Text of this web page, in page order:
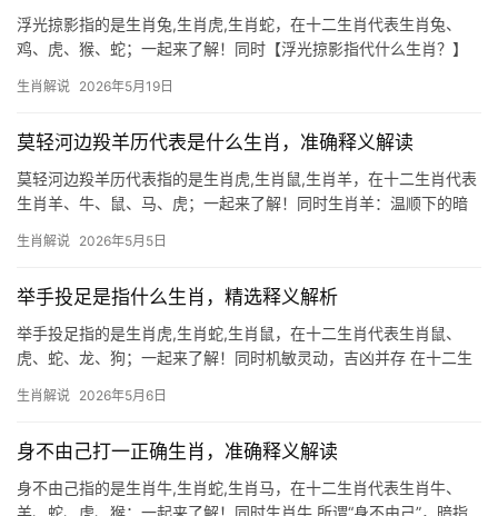
浮光掠影指的是生肖兔,生肖虎,生肖蛇，在十二生肖代表生肖兔、
鸡、虎、猴、蛇；一起来了解！同时【浮光掠影指代什么生肖？】
中，它暗指生肖兔，兔性机敏灵动，常如月光下的掠影，看似亲近
生肖解说 2026年5月19日
莫轻河边羖羊历代表是什么生肖，准确释义解读
莫轻河边羖羊历代表指的是生肖虎,生肖鼠,生肖羊，在十二生肖代表
生肖羊、牛、鼠、马、虎；一起来了解！同时生肖羊：温顺下的暗
羊历劫”之说，意指表面温和的属羊人将面临事业与感情的双重考
生肖解说 2026年5月5日
举手投足是指什么生肖，精选释义解析
举手投足指的是生肖虎,生肖蛇,生肖鼠，在十二生肖代表生肖鼠、
虎、蛇、龙、狗；一起来了解！同时机敏灵动，吉凶并存 在十二生
鼠天生具备敏锐的洞察力，尤其在下半年，部分人可能因过度谨慎
生肖解说 2026年5月6日
身不由己打一正确生肖，准确释义解读
身不由己指的是生肖牛,生肖蛇,生肖马，在十二生肖代表生肖牛、
羊、蛇、虎、猴；一起来了解！同时生肖牛 所谓“身不由己”，暗指